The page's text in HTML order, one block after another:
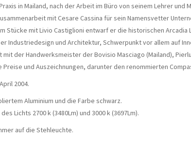
in Mailand, nach der Arbeit im Büro von seinem Lehrer
mit Cesare Cassina für sein Namensvetter
Stücke mit Livio Castiglioni entwarf er die historischen
Industriedesign und Architektur, Schwerpunkt vor allem auf
der Handwerksmeister der Bovisio Masciago (Mailand),
und Auszeichnungen, darunter den renommierten
2004.
Aluminium und die Farbe schwarz.
Lichts 2700 k (3480Lm) und 3000 k (3697Lm).
auf die Stehleuchte.